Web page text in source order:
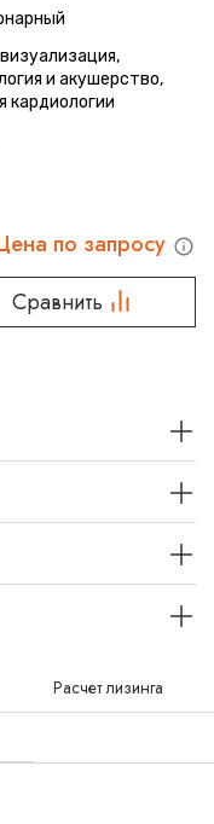
и акушерство,
кардиологии
по запросу
Сравнить
Расчет лизинга